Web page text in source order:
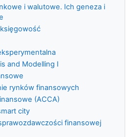
i walutowe. Ich geneza i
and Modelling I
rynków finansowych
(ACCA)
city
finansowej